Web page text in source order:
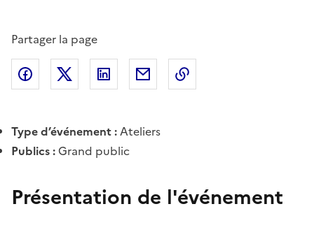
Partager la page
Partager l'article surFacebook
Partager l'article sur X (anciennement
Partager l'article sur
Partager l'article par courriel
Type d’événement :Ateliers
Publics :Grand public
Présentation de l'événement